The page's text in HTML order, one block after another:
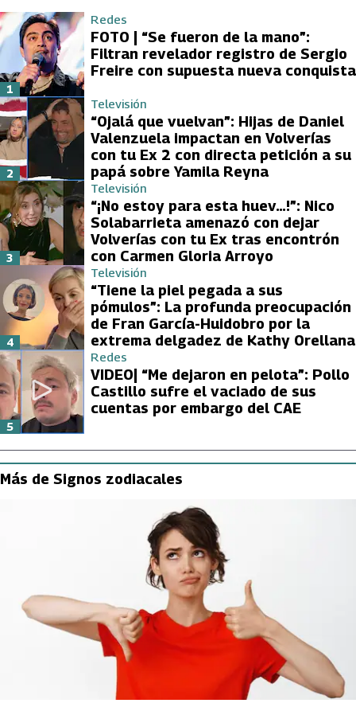
Redes
FOTO | “Se fueron de la mano”:
Filtran revelador registro de Sergio
Freire con supuesta nueva conquista
1
Televisión
“Ojalá que vuelvan”: Hijas de Daniel
Valenzuela impactan en Volverías
con tu Ex 2 con directa petición a su
papá sobre Yamila Reyna
2
Televisión
“¡No estoy para esta huev…!”: Nico
Solabarrieta amenazó con dejar
Volverías con tu Ex tras encontrón
con Carmen Gloria Arroyo
3
Televisión
“Tiene la piel pegada a sus
pómulos”: La profunda preocupación
de Fran García-Huidobro por la
extrema delgadez de Kathy Orellana
4
Redes
VIDEO| “Me dejaron en pelota”: Pollo
Castillo sufre el vaciado de sus
cuentas por embargo del CAE
5
Más de Signos zodiacales